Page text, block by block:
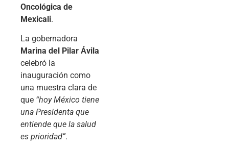
Oncológica de
Mexicali.
La gobernadora
Marina del Pilar Ávila
celebró la
inauguración como
una muestra clara de
que “hoy México tiene
una Presidenta que
entiende que la salud
es prioridad”.